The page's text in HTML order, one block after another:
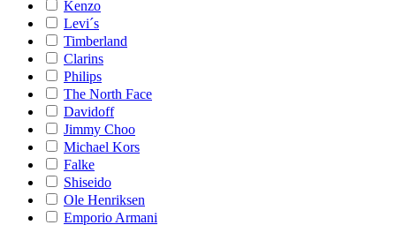
Kenzo
Levi´s
Timberland
Clarins
Philips
The North Face
Davidoff
Jimmy Choo
Michael Kors
Falke
Shiseido
Ole Henriksen
Emporio Armani